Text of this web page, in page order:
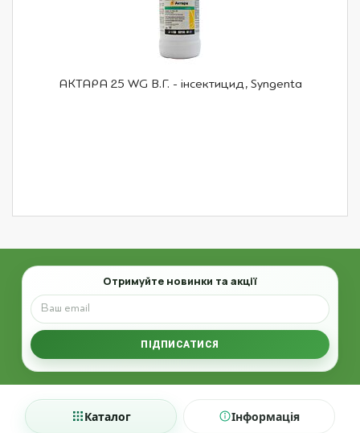
АКТАРА 25 WG В.Г. - інсектицид, Syngenta
Email
Отримуйте новинки та акції
ПІДПИСАТИСЯ
Каталог Інформація